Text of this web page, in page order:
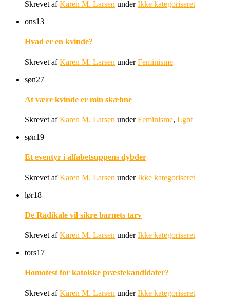
Skrevet afKaren M. Larsen underIkke kategoriseret
ons13
Hvad er en kvinde?
Skrevet afKaren M. Larsen underFeminisme
søn27
At være kvinde er min skæbne
Skrevet afKaren M. Larsen underFeminisme, Lgbt
søn19
Et eventyr i alfabetsuppens dybder
Skrevet afKaren M. Larsen underIkke kategoriseret
lør18
De Radikale vil sikre barnets tarv
Skrevet afKaren M. Larsen underIkke kategoriseret
tors17
Homotest for katolske præstekandidater?
Skrevet afKaren M. Larsen underIkke kategoriseret